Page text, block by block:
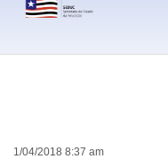
1/04/2018 8:37 am